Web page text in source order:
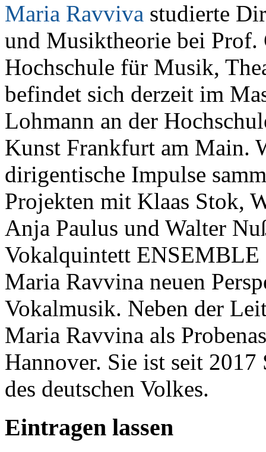
Maria Ravviva studierte
und Musiktheorie bei Prof.
Hochschule für Musik,
befindet sich derzeit im
Lohmann an der
Kunst Frankfurt am Main.
dirigentische Impulse
Projekten mit Klaas Stok,
Anja Paulus und Walter
Vokalquintett
Maria Ravvina neuen
Vokalmusik. Neben der
Maria Ravvina als
Hannover. Sie ist seit
des deutschen Volkes.
Eintragen lassen